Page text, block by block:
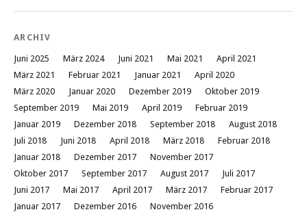
ARCHIV
Juni 2025 März 2024 Juni 2021 Mai 2021
April 2021
März 2021
Februar 2021 Januar 2021
April 2020
März 2020
Januar 2020 Dezember 2019
Oktober 2019
September 2019
Mai 2019 April 2019
Februar 2019
Januar 2019
Dezember 2018 September 2018
August 2018
Juli 2018
Juni 2018 April 2018 März 2018
Februar 2018
Januar 2018
Dezember 2017
November 2017
Oktober 2017
September 2017 August 2017
Juli 2017
Juni 2017
Mai 2017 April 2017 März 2017
Februar 2017
Januar 2017
Dezember 2016
November 2016